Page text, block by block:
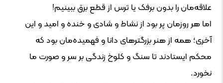
علاقه‌مان را بدون برفک یا ترس از قطع برق ببینیم!
اما هر روزمان پر بود از نشاط و شادی و خنده و امید و این
آخری؛ همه از هنر بزرگترهای دانا و فهمیده‌مان بود که
محکم ایستادند تا سنگ و کلوخ زندگی بر سر و صورت ما
نخورد.